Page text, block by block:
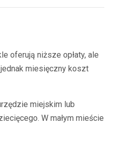
oferują niższe opłaty, ale
miesięczny koszt
miejskim lub
W małym mieście